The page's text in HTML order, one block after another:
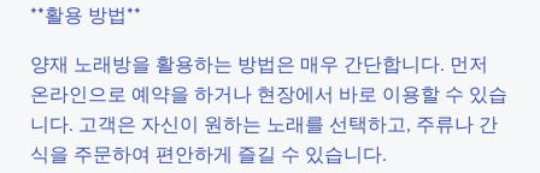
**활용 방법**
양재 노래방을 활용하는 방법은 매우 간단합니다. 먼저
온라인으로 예약을 하거나 현장에서 바로 이용할 수 있습
니다. 고객은 자신이 원하는 노래를 선택하고, 주류나 간
식을 주문하여 편안하게 즐길 수 있습니다.